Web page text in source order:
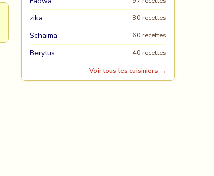
zika 80 recettes
Schaima 60 recettes
Berytus
40 recettes
Voir tous les cuisiniers →